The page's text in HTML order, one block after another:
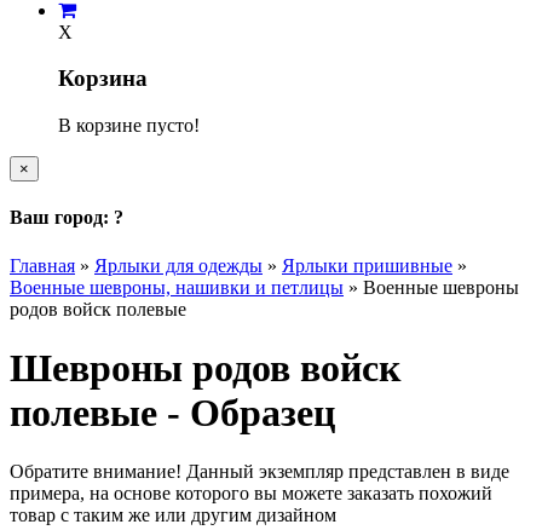
X
Корзина
В корзине пусто!
×
Ваш город: ?
Главная » Ярлыки для одежды » Ярлыки пришивные »
Военные шевроны, нашивки и петлицы » Военные шевроны
родов войск полевые
Шевроны родов войск
полевые - Образец
Обратите внимание! Данный экземпляр представлен в виде
примера, на основе которого вы можете заказать похожий
товар с таким же или другим дизайном